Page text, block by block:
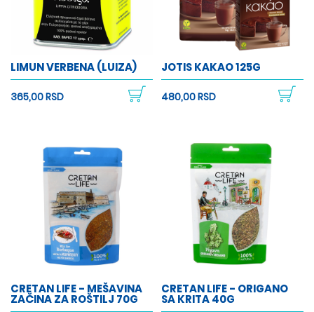
LIMUN VERBENA (LUIZA)
365,00 RSD
JOTIS KAKAO 125G
480,00 RSD
CRETAN LIFE - MEŠAVINA
ZAČINA ZA ROŠTILJ 70G
CRETAN LIFE - ORIGANO
SA KRITA 40G